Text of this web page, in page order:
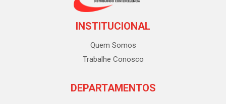
INSTITUCIONAL
Quem Somos
Trabalhe Conosco
DEPARTAMENTOS